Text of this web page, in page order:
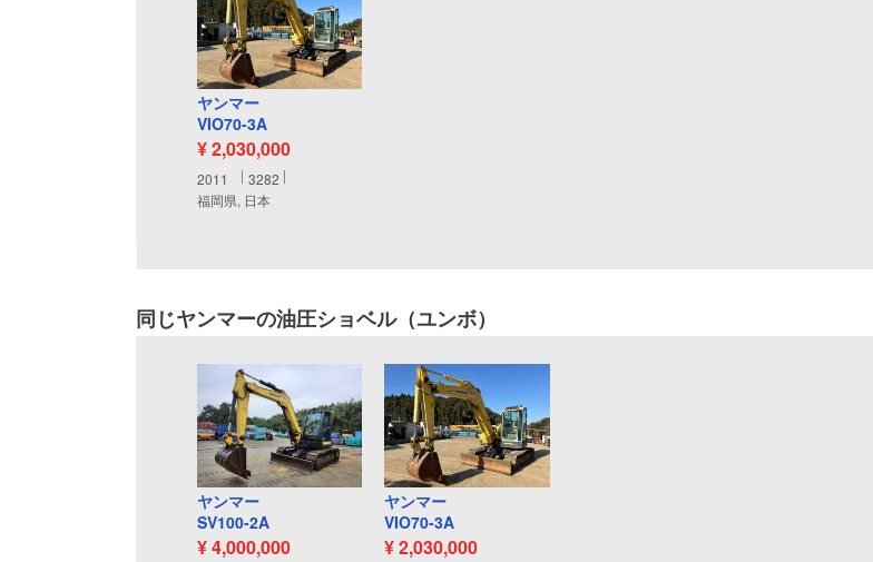
ヤンマー
VIO70-3A
¥ 2,030,000
2011
3282
福岡県, 日本
同じヤンマーの油圧ショベル（ユンボ）
ヤンマー
SV100-2A
¥ 4,000,000
ヤンマー
VIO70-3A
¥ 2,030,000